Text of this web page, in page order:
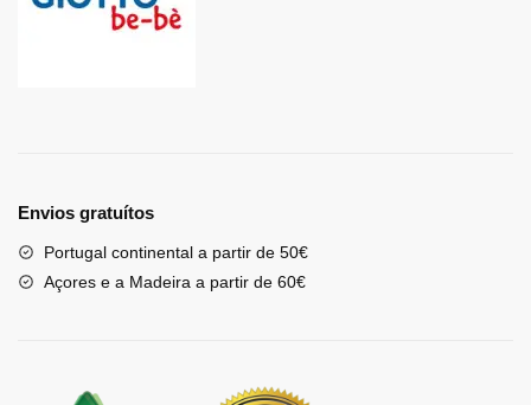
Envios gratuítos
Portugal continental a partir de 50€
Açores e a Madeira a partir de 60€